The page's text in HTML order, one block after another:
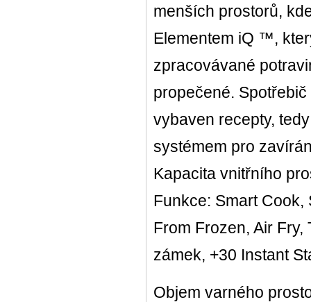
menších prostorů,
Elementem iQ ™,
zpracovávané
propečené.
vybaven recepty,
systémem pro
Kapacita vnitřního
Funkce: Smart Cook,
From Frozen, Air
zámek, +30 Instant
Objem varného